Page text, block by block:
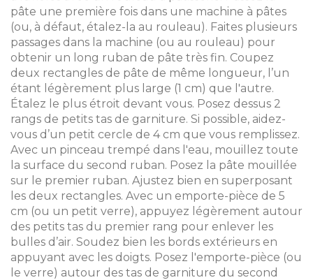
pâte une première fois dans une machine à pâtes
(ou, à défaut, étalez-la au rouleau). Faites plusieurs
passages dans la machine (ou au rouleau) pour
obtenir un long ruban de pâte très fin. Coupez
deux rectangles de pâte de même longueur, l’un
étant légèrement plus large (1 cm) que l'autre.
Étalez le plus étroit devant vous. Posez dessus 2
rangs de petits tas de garniture. Si possible, aidez-
vous d’un petit cercle de 4 cm que vous remplissez.
Avec un pinceau trempé dans l'eau, mouillez toute
la surface du second ruban. Posez la pâte mouillée
sur le premier ruban. Ajustez bien en superposant
les deux rectangles. Avec un emporte-pièce de 5
cm (ou un petit verre), appuyez légèrement autour
des petits tas du premier rang pour enlever les
bulles d’air. Soudez bien les bords extérieurs en
appuyant avec les doigts. Posez l'emporte-pièce (ou
le verre) autour des tas de garniture du second